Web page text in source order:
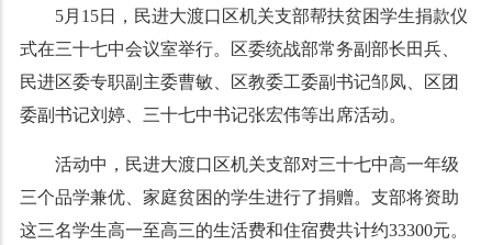
5月15日，民进大渡口区机关支部帮扶贫困学生捐款仪
式在三十七中会议室举行。区委统战部常务副部长田兵、
民进区委专职副主委曹敏、区教委工委副书记邹凤、区团
委副书记刘婷、三十七中书记张宏伟等出席活动。
活动中，民进大渡口区机关支部对三十七中高一年级
三个品学兼优、家庭贫困的学生进行了捐赠。支部将资助
这三名学生高一至高三的生活费和住宿费共计约33300元。